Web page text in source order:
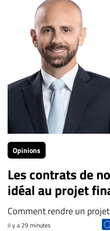
La Rédaction de Droit-
Opinions
Les contrats de
idéal au projet
Comment rendre un
il y a 29 minutes